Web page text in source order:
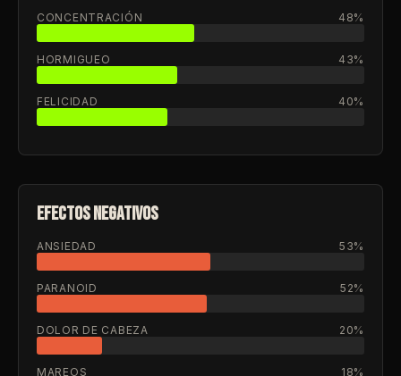
CONCENTRACIÓN 48%
HORMIGUEO 43%
FELICIDAD 40%
EFECTOS NEGATIVOS
ANSIEDAD 53%
PARANOID 52%
DOLOR DE CABEZA 20%
MAREOS 18%